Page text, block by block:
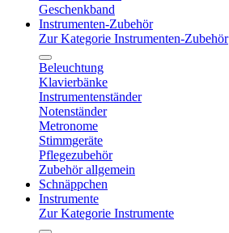
Geschenkband
Instrumenten-Zubehör
Zur Kategorie Instrumenten-Zubehör
Beleuchtung
Klavierbänke
Instrumentenständer
Notenständer
Metronome
Stimmgeräte
Pflegezubehör
Zubehör allgemein
Schnäppchen
Instrumente
Zur Kategorie Instrumente